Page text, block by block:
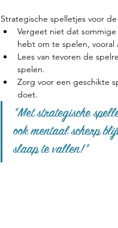
Strategische spelletjes voor
Vergeet niet dat
hebt om te spelen,
Lees van tevoren de
spelen.
Zorg voor een geschikte
doet.
"Met strategische
ook mentaal scherp
slaap te vallen!”